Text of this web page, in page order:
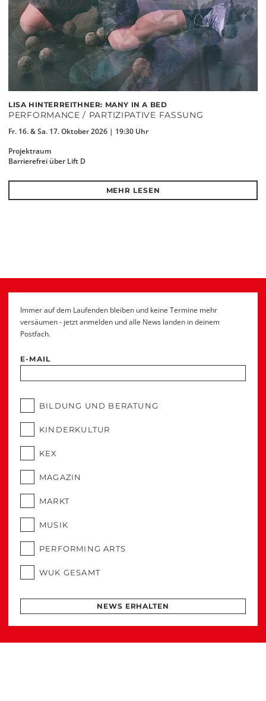
LISA HINTERREITHNER: MANY IN A BED
PERFORMANCE / PARTIZIPATIVE FASSUNG
Fr. 16. & Sa. 17. Oktober 2026 | 19:30 Uhr
Projektraum
Barrierefrei über Lift D
MEHR LESEN
Immer auf dem Laufenden bleiben und keine Termine mehr
versäumen - jetzt anmelden und alle News landen in deinem
Postfach.
E-MAIL
BILDUNG UND BERATUNG
KINDERKULTUR
KEX
MAGAZIN
MARKT
MUSIK
PERFORMING ARTS
WUK GESAMT
NEWS ERHALTEN